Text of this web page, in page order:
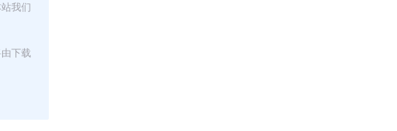
我们
下载